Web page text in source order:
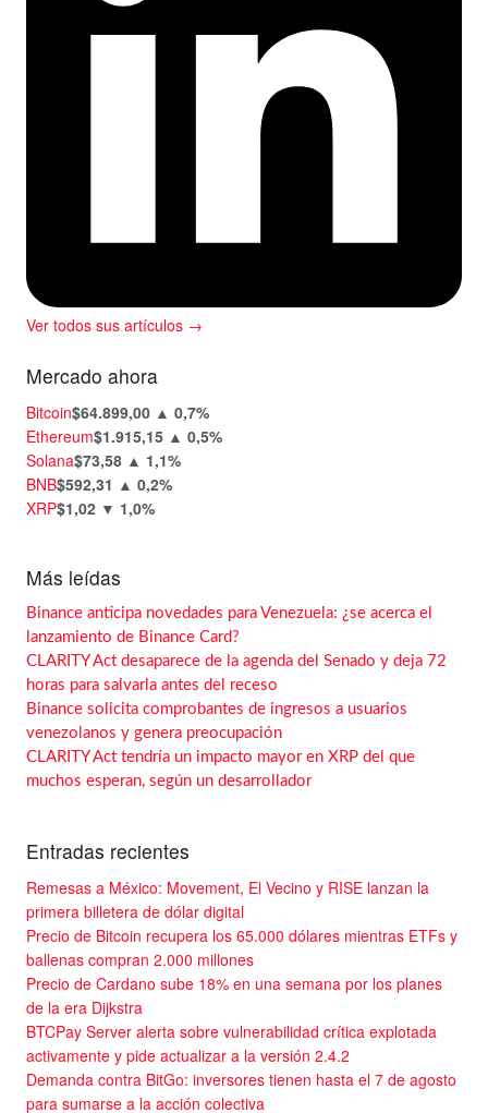
Ver todos sus artículos →
Mercado ahora
Bitcoin$64.899,00 ▲ 0,7%
Ethereum$1.915,15 ▲ 0,5%
Solana$73,58 ▲ 1,1%
BNB$592,31 ▲ 0,2%
XRP$1,02 ▼ 1,0%
Más leídas
Binance anticipa novedades para Venezuela: ¿se acerca el
lanzamiento de Binance Card?
CLARITY Act desaparece de la agenda del Senado y deja 72
horas para salvarla antes del receso
Binance solicita comprobantes de ingresos a usuarios
venezolanos y genera preocupación
CLARITY Act tendría un impacto mayor en XRP del que
muchos esperan, según un desarrollador
Entradas recientes
Remesas a México: Movement, El Vecino y RISE lanzan la
primera billetera de dólar digital
Precio de Bitcoin recupera los 65.000 dólares mientras ETFs y
ballenas compran 2.000 millones
Precio de Cardano sube 18% en una semana por los planes
de la era Dijkstra
BTCPay Server alerta sobre vulnerabilidad crítica explotada
activamente y pide actualizar a la versión 2.4.2
Demanda contra BitGo: inversores tienen hasta el 7 de agosto
para sumarse a la acción colectiva